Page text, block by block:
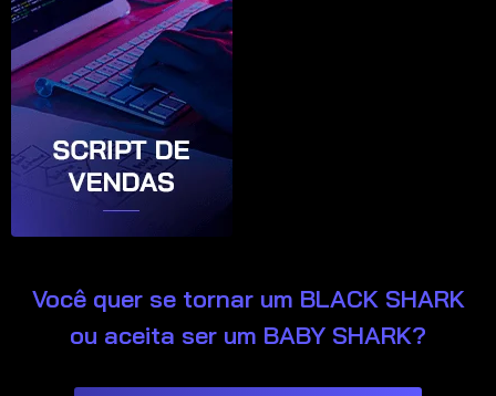
Você quer se tornar um BLACK SHARK
ou aceita ser um BABY SHARK?